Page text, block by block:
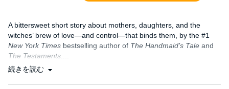
A bittersweet short story about mothers, daughters, and the
witches’ brew of love—and control—that binds them, by the #1
New York Times bestselling author of The Handmaid’s Tale and
The Testaments
続きを読む